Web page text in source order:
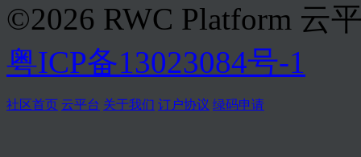
©2026 RWC Platform 云
粤ICP备13023084号-1
社区首页 云平台 关于我们 订户协议 绿码申请